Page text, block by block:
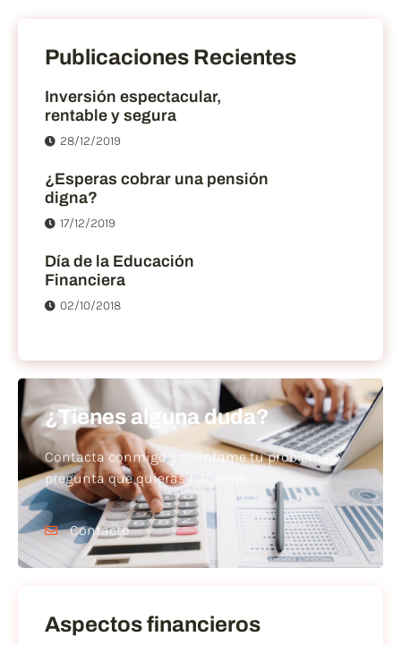
Publicaciones Recientes
Inversión espectacular,
rentable y segura
28/12/2019
¿Esperas cobrar una pensión
digna?
17/12/2019
Día de la Educación
Financiera
02/10/2018
¿Tienes alguna duda?
Contacta conmigo y cuéntame tu problema o
pregunta que quieras hacerme
Contacto
Aspectos financieros